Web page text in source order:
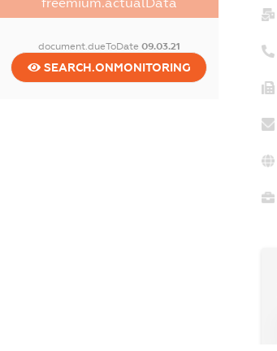
freemium.actualData
document.dueToDate 09.03.21
SEARCH.ONMONITORING